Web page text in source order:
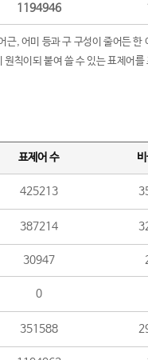
1194946
, 어미 등과 구 구성이 줄어든 한
원칙이되 붙여 쓸 수 있는 표제어를
표제어 수
425213
387214
30947
0
351588